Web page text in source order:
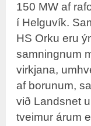
150 MW af
í Helguvík.
HS Orku eru
samningnum
virkjana,
af borunum,
við Landsnet
tveimur árum